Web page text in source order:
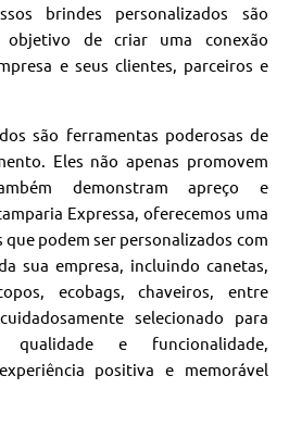
brindes personalizados são
objetivo de criar uma conexão
e seus clientes, parceiros e
são ferramentas poderosas de
Eles não apenas promovem
demonstram apreço e
Expressa, oferecemos uma
podem ser personalizados com
sua empresa, incluindo canetas,
ecobags, chaveiros, entre
selecionado para
e funcionalidade,
positiva e memorável